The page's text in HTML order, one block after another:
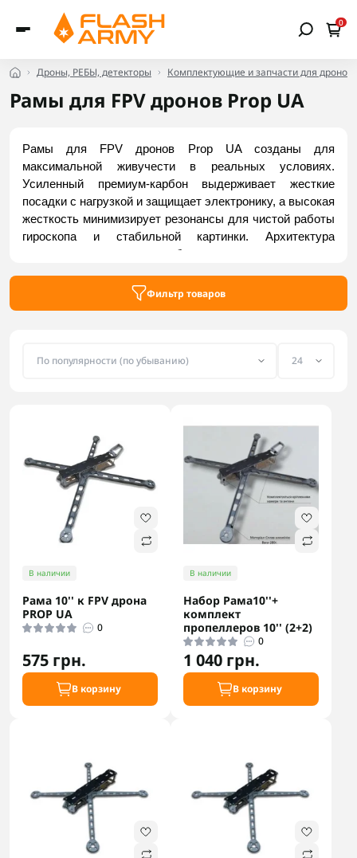
0
Дроны, РЕБЫ, детекторы Комплектующие и запчасти для дронов
Рамы для FPV дронов Prop UA
Рамы для FPV дронов Prop UA созданы для
максимальной живучести в реальных условиях.
Усиленный премиум-карбон выдерживает жесткие
посадки с нагрузкой и защищает электронику, а высокая
жесткость минимизирует резонансы для чистой работы
гироскопа и стабильной картинки. Архитектура
оптимизирована для удобного крепления тяжелых
баланса, а модульная система гарантирует быстрый
Фильтр товаров
В наличии
Рама 10'' к FPV дрона
PROP UA
0
575 грн.
В корзину
В наличии
Набор Рама10''+
комплект
пропеллеров 10'' (2+2)
0
1 040 грн.
В корзину